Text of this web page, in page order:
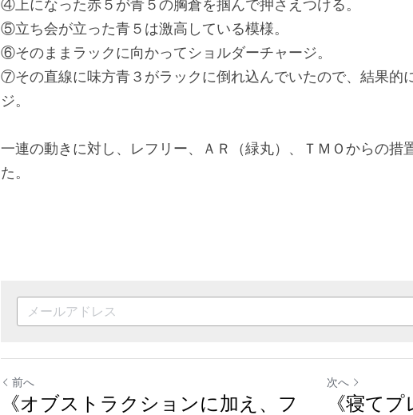
④上になった赤５が青５の胸倉を掴んで押さえつける。
⑤立ち会が立った青５は激高している模様。
⑥そのままラックに向かってショルダーチャージ。
⑦その直線に味方青３がラックに倒れ込んでいたので、結果的
ジ。
一連の動きに対し、レフリー、ＡＲ（緑丸）、ＴＭＯからの措
た。
前へ
《オブストラクションに加え、フ
次へ
《寝て